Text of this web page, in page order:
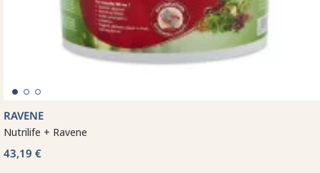
RAVENE
Nutrilife + Ravene
43,19 €